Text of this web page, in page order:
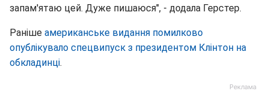
запам'ятаю цей. Дуже пишаюся", - додала Герстер.
Раніше американське видання помилково
опублікувало спецвипуск з президентом Клінтон на
обкладинці.